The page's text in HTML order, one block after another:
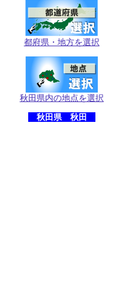
都府県・地方を選択
秋田県内の地点を選択
秋田県 秋田